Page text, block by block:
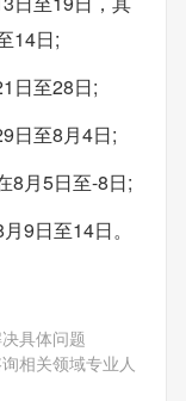
14日;
日至28日;
日至8月4日;
8月5日至-8日;
9日至14日。
具体问题
相关领域专业人